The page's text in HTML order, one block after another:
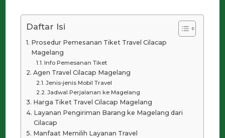
Daftar Isi
Prosedur Pemesanan Tiket Travel Cilacap
Magelang
Info Pemesanan Tiket
Agen Travel Cilacap Magelang
Jenis-jenis Mobil Travel
Jadwal Perjalanan ke Magelang
Harga Tiket Travel Cilacap Magelang
Layanan Pengiriman Barang ke Magelang dari
Cilacap
Manfaat Memilih Layanan Travel